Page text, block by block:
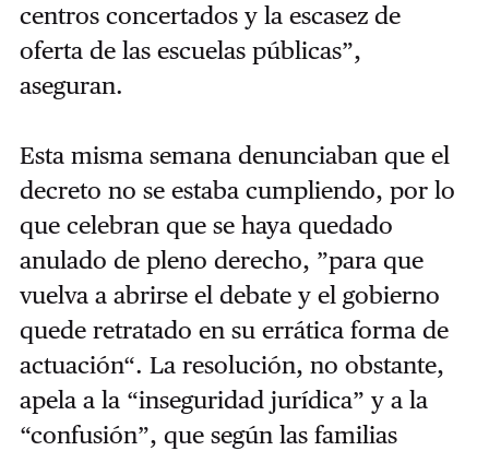
centros concertados y la escasez de
oferta de las escuelas públicas”,
aseguran.
Esta misma semana denunciaban que el
decreto no se estaba cumpliendo, por lo
que celebran que se haya quedado
anulado de pleno derecho, ”para que
vuelva a abrirse el debate y el gobierno
quede retratado en su errática forma de
actuación“. La resolución, no obstante,
apela a la “inseguridad jurídica” y a la
“confusión”, que según las familias